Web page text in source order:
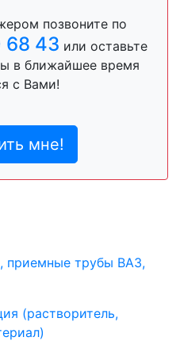
позвоните по
68 43 или оставьте
в ближайшее время
с Вами!
мне!
приемные трубы ВАЗ,
(растворитель,